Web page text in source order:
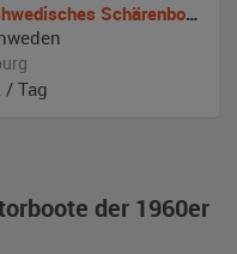
der 1960er
Schärenboot
/ Tag